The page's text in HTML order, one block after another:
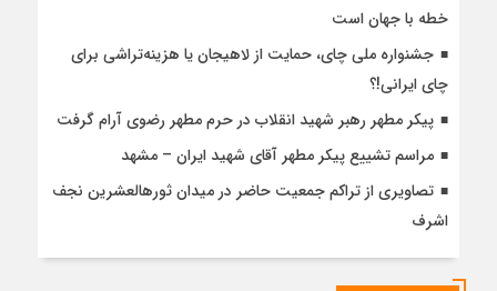
خطه با جهان است
جشنواره ملی چای، حمایت از لاهیجان یا هزینه‌تراشی برای
چای ایرانی!؟
پیکر مطهر رهبر شهید انقلاب در حرم مطهر رضوی آرام گرفت
مراسم تشییع پیکر مطهر آقای شهید ایران – مشهد
تصاویری از تراکم جمعیت حاضر در میدان ثورهالعشرین نجف
اشرف